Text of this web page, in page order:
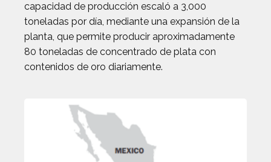
capacidad de producción escaló a 3,000
toneladas por día, mediante una expansión de la
planta, que permite producir aproximadamente
80 toneladas de concentrado de plata con
contenidos de oro diariamente.